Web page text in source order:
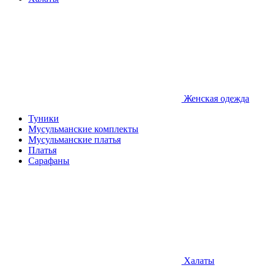
Женская одежда
Туники
Мусульманские комплекты
Мусульманские платья
Платья
Сарафаны
Халаты